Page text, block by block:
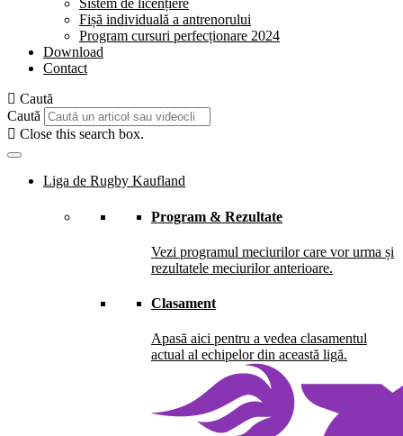
Sistem de licențiere
Fișă individuală a antrenorului
Program cursuri perfecționare 2024
Download
Contact
Caută
Caută
Close this search box.
Liga de Rugby Kaufland
Program & Rezultate
Vezi programul meciurilor care vor urma și
rezultatele meciurilor anterioare.
Clasament
Apasă aici pentru a vedea clasamentul
actual al echipelor din această ligă.